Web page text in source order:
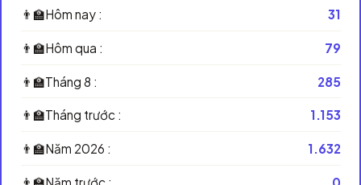
👨‍🏫Hôm nay : 31
👨‍🏫Hôm qua : 79
👨‍🏫Tháng 8 : 285
👨‍🏫Tháng trước : 1.153
👨‍🏫Năm 2026 : 1.632